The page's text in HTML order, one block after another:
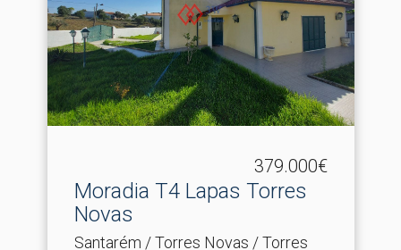
379.000€
Moradia T4 Lapas Torres
Novas
Santarém / Torres Novas / Torres